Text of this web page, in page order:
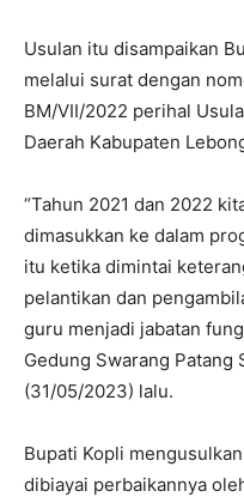
Usulan itu disampaikan
melalui surat dengan
BM/VII/2022 perihal
Daerah Kabupaten
“Tahun 2021 dan 2022
dimasukkan ke dalam
itu ketika dimintai
pelantikan dan
guru menjadi jabatan
Gedung Swarang Patang
(31/05/2023) lalu.
Bupati Kopli
dibiayai perbaikannya